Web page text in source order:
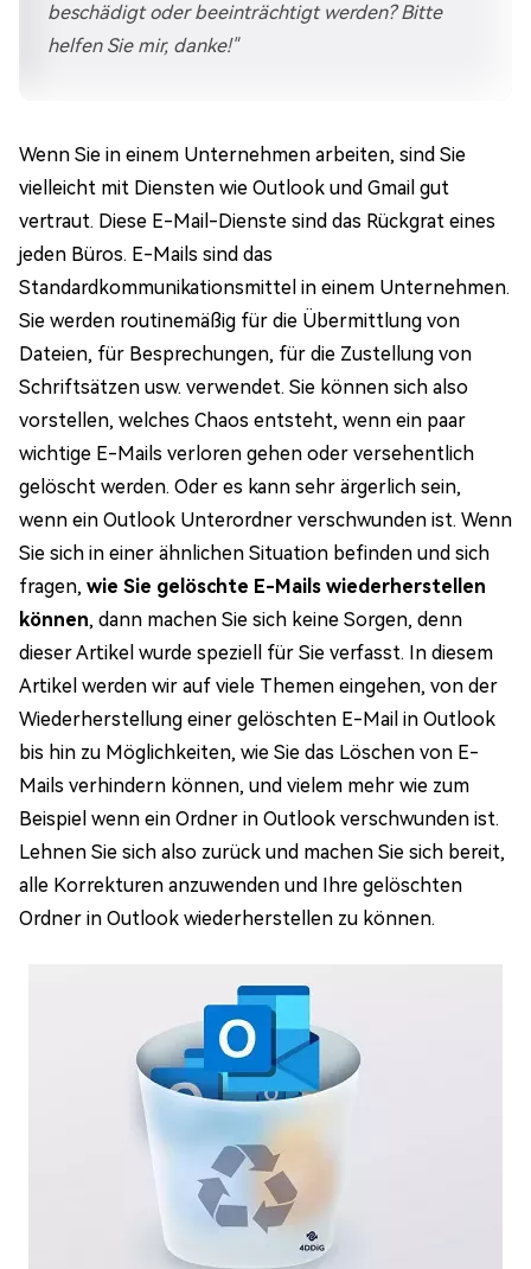
beschädigt oder beeinträchtigt werden? Bitte
helfen Sie mir, danke!"
Wenn Sie in einem Unternehmen arbeiten, sind Sie
vielleicht mit Diensten wie Outlook und Gmail gut
vertraut. Diese E-Mail-Dienste sind das Rückgrat eines
jeden Büros. E-Mails sind das
Standardkommunikationsmittel in einem Unternehmen.
Sie werden routinemäßig für die Übermittlung von
Dateien, für Besprechungen, für die Zustellung von
Schriftsätzen usw. verwendet. Sie können sich also
vorstellen, welches Chaos entsteht, wenn ein paar
wichtige E-Mails verloren gehen oder versehentlich
gelöscht werden. Oder es kann sehr ärgerlich sein,
wenn ein Outlook Unterordner verschwunden ist. Wenn
Sie sich in einer ähnlichen Situation befinden und sich
fragen, wie Sie gelöschte E-Mails wiederherstellen
können, dann machen Sie sich keine Sorgen, denn
dieser Artikel wurde speziell für Sie verfasst. In diesem
Artikel werden wir auf viele Themen eingehen, von der
Wiederherstellung einer gelöschten E-Mail in Outlook
bis hin zu Möglichkeiten, wie Sie das Löschen von E-
Mails verhindern können, und vielem mehr wie zum
Beispiel wenn ein Ordner in Outlook verschwunden ist.
Lehnen Sie sich also zurück und machen Sie sich bereit,
alle Korrekturen anzuwenden und Ihre gelöschten
Ordner in Outlook wiederherstellen zu können.